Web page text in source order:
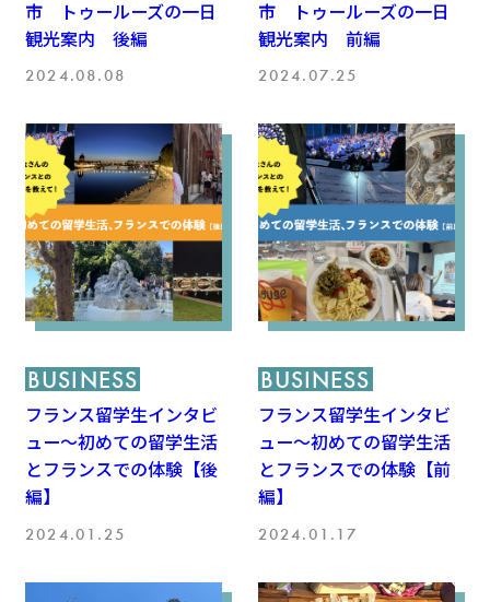
市 トゥールーズの一日
観光案内 後編
2024.08.08
市 トゥールーズの一日
観光案内 前編
2024.07.25
BUSINESS
フランス留学生インタビ
ュー～初めての留学生活
とフランスでの体験【後
編】
2024.01.25
BUSINESS
フランス留学生インタビ
ュー～初めての留学生活
とフランスでの体験【前
編】
2024.01.17